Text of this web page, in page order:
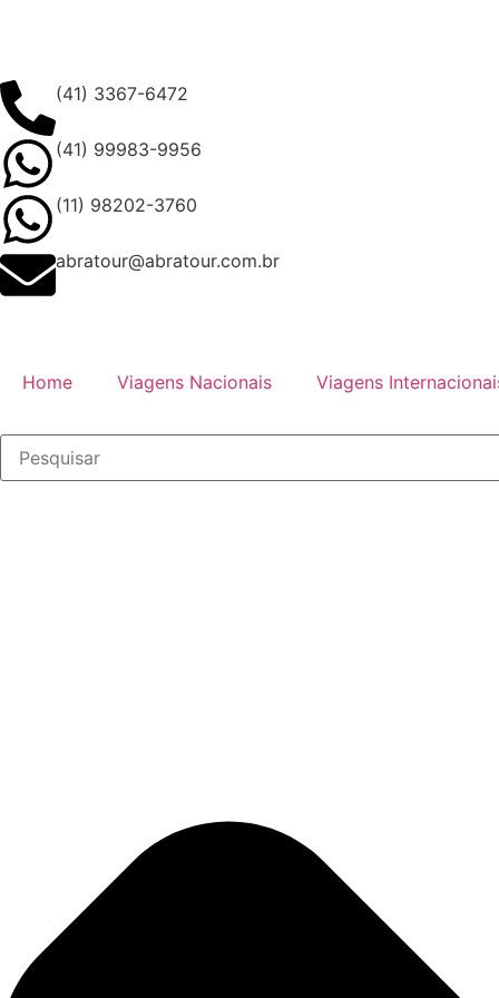
(41) 3367-6472
(41) 99983-9956
(11) 98202-3760
abratour@abratour.com.br
Home Viagens Nacionais Viagens